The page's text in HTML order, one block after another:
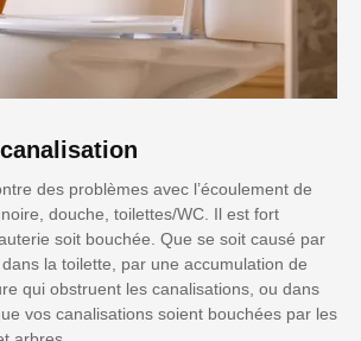
des problèmes avec l’écoulement de
douche, toilettes/WC. Il est fort
soit bouchée. Que se soit causé par
la toilette, par une accumulation de
qui obstruent les canalisations, ou dans
vos canalisations soient bouchées par les